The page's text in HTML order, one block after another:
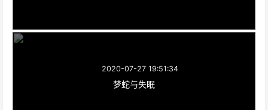
2020-07-27 19:51:34
梦蛇与失眠